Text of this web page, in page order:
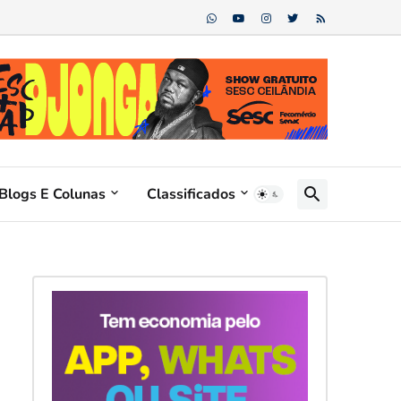
E Colunas Classificados